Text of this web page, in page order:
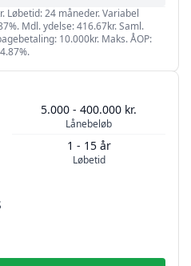
Løbetid: 24 måneder. Variabel
Mdl. ydelse: 416.67kr. Saml.
10.000kr. Maks. ÅOP:
Lånebeløb
5.000 - 400.000 kr.
Løbetid
1 - 15 år